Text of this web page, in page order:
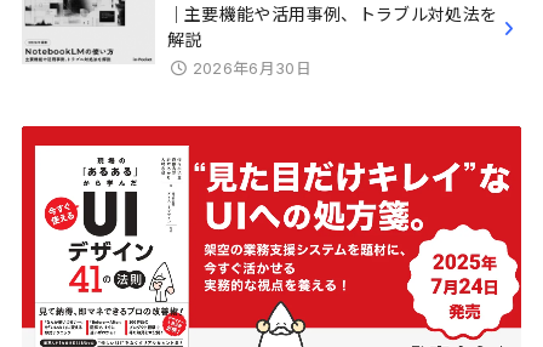
｜主要機能や活用事例、トラブル対処法を
解説
2026年6月30日